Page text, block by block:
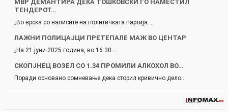
МВР ДЕМАНТИРА ДЕКА ТОШКОВСКИ ГО НАМЕСТИЛ
ТЕНДЕРОТ…
„Во врска со написите на политичката партија…
ЛАЖНИ ПОЛИЦАЈЦИ ПРЕТЕПАЛЕ МАЖ ВО ЦЕНТАР
„На 21 јуни 2025 година, во 16:30…
СКОПЈНЕЦ ВОЗЕЛ СО 1.34 ПРОМИЛИ АЛКОХОЛ ВО…
Поради основано сомневање дека сторил кривично дело…